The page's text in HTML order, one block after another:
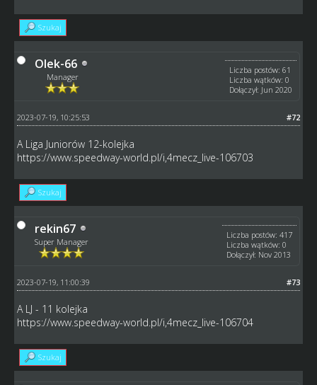
Szukaj
Olek-66
Manager
Liczba postów: 61
Liczba wątków: 0
Dołączył: Jun 2020
#72
2023-07-19, 10:25:53
A Liga Juniorów 12-kolejka
https://www.speedway-world.pl/i,4mecz_live-106703
Szukaj
rekin67
Super Manager
Liczba postów: 417
Liczba wątków: 0
Dołączył: Nov 2013
#73
2023-07-19, 11:00:39
A LJ - 11 kolejka
https://www.speedway-world.pl/i,4mecz_live-106704
Szukaj